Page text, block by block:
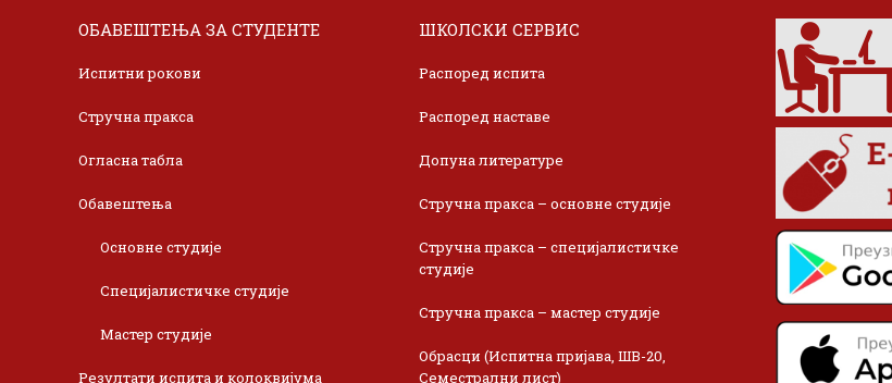
ОБАВЕШТЕЊА ЗА СТУДЕНТЕ
Испитни рокови
Стручна пракса
Огласна табла
Обавештења
Основне студије
Специјалистичке студије
Мастер студије
Резултати испита и колоквијума
ШКОЛСКИ СЕРВИС
Распоред испита
Распоред наставе
Допуна литературе
Стручна пракса – основне студије
Стручна пракса – специјалистичке
студије
Стручна пракса – мастер студије
Обрасци (Испитна пријава, ШВ-20,
Семестрални лист)